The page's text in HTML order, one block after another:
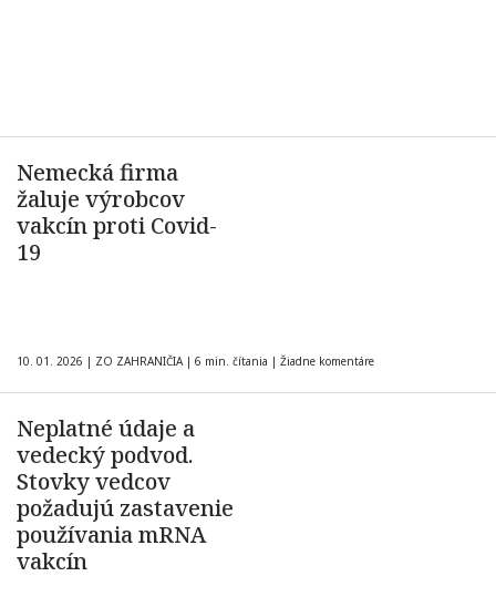
Nemecká firma
žaluje výrobcov
vakcín proti Covid-
19
10. 01. 2026 | ZO ZAHRANIČIA | 6 min. čítania | Žiadne komentáre
Neplatné údaje a
vedecký podvod.
Stovky vedcov
požadujú zastavenie
používania mRNA
vakcín